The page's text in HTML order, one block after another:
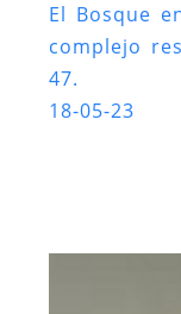
El Bosque
complejo
47.
18-05-23